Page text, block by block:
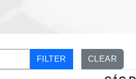
FILTER CLEAR